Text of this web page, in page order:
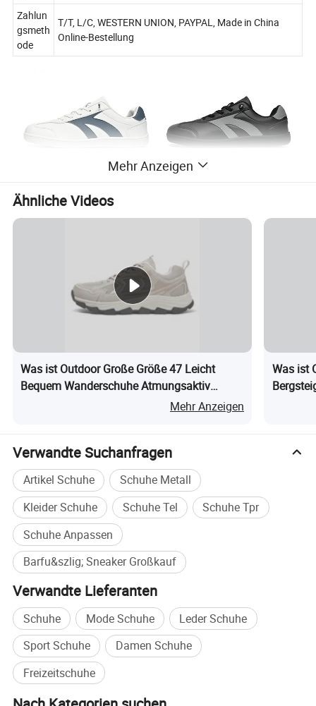
Zahlun
gsmeth
ode
T/T, L/C, WESTERN UNION, PAYPAL, Made in China
Online-Bestellung
Mehr Anzeigen
Ähnliche Videos
Was ist Outdoor Große Größe 47 Leicht
Bequem Wanderschuhe Atmungsaktiv
Verschleißfest Herren Sport Kletterschuhe
Mehr Anzeigen
Was ist
Verwandte Suchanfragen
Artikel Schuhe
Schuhe Metall
Kleider Schuhe
Schuhe Tel
Schuhe Tpr
Schuhe Anpassen
Barfu&szlig; Sneaker Großkauf
Verwandte Lieferanten
Schuhe Mode Schuhe
Leder Schuhe
Sport Schuhe
Damen Schuhe
Freizeitschuhe